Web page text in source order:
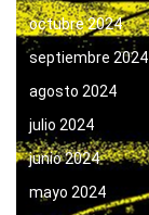
octubre 2024
septiembre 2024
agosto 2024
julio 2024
junio 2024
mayo 2024